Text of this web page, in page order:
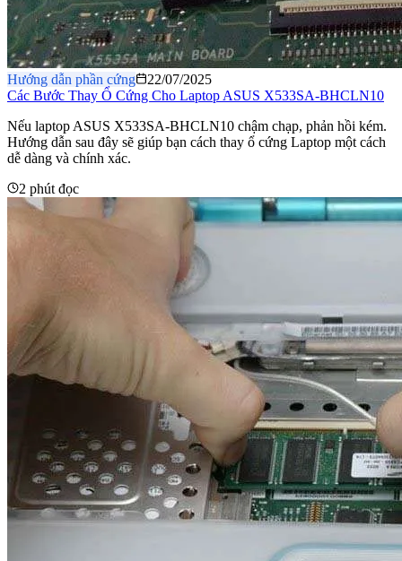
Hướng dẫn phần cứng
22/07/2025
Các Bước Thay Ổ Cứng Cho Laptop ASUS X533SA-BHCLN10
Nếu laptop ASUS X533SA-BHCLN10 chậm chạp, phản hồi kém.
Hướng dẫn sau đây sẽ giúp bạn cách thay ổ cứng Laptop một cách
dễ dàng và chính xác.
2 phút đọc